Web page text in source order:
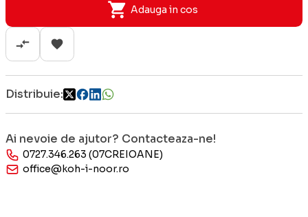
Adauga in cos
Distribuie:
Ai nevoie de ajutor? Contacteaza-ne!
0727.346.263 (07CREIOANE)
office@koh-i-noor.ro